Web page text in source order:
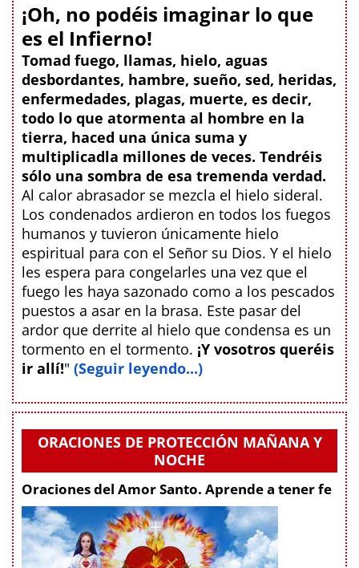
¡Oh, no podéis imaginar lo que
es el Infierno!
Tomad fuego, llamas, hielo, aguas
desbordantes, hambre, sueño, sed, heridas,
enfermedades, plagas, muerte, es decir,
todo lo que atormenta al hombre en la
tierra, haced una única suma y
multiplicadla millones de veces. Tendréis
sólo una sombra de esa tremenda verdad.
Al calor abrasador se mezcla el hielo sideral.
Los condenados ardieron en todos los fuegos
humanos y tuvieron únicamente hielo
espiritual para con el Señor su Dios. Y el hielo
les espera para congelarles una vez que el
fuego les haya sazonado como a los pescados
puestos a asar en la brasa. Este pasar del
ardor que derrite al hielo que condensa es un
tormento en el tormento. ¡Y vosotros queréis
ir allí!" (Seguir leyendo...)
ORACIONES DE PROTECCIÓN MAÑANA Y
NOCHE
Oraciones del Amor Santo. Aprende a tener fe